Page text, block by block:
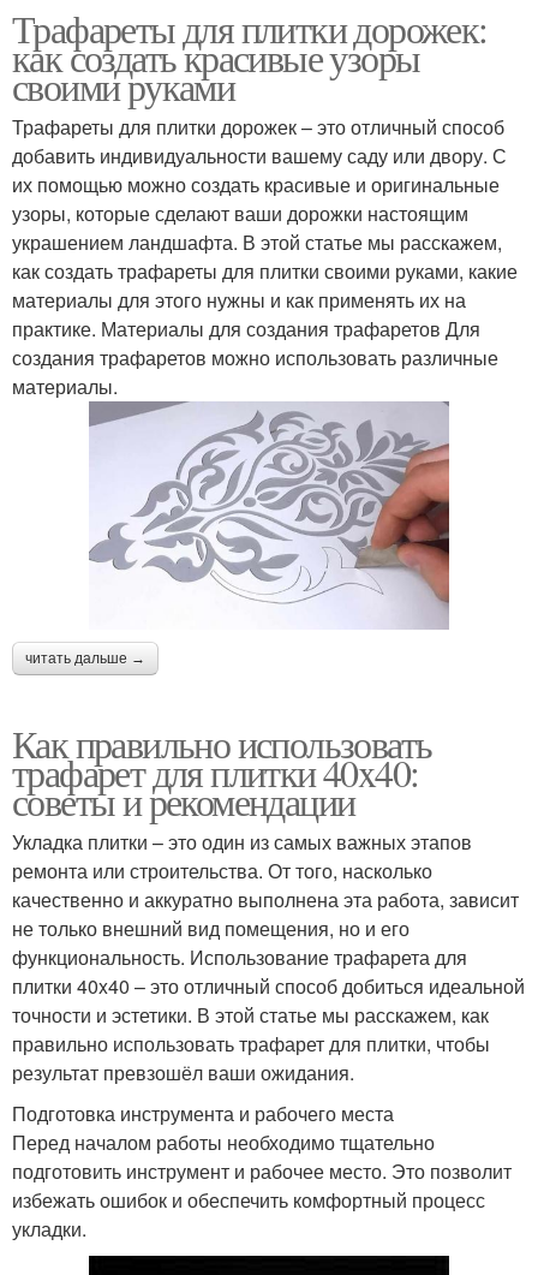
Трафареты для плитки дорожек:
как создать красивые узоры
своими руками
Трафареты для плитки дорожек – это отличный способ
добавить индивидуальности вашему саду или двору. С
их помощью можно создать красивые и оригинальные
узоры, которые сделают ваши дорожки настоящим
украшением ландшафта. В этой статье мы расскажем,
как создать трафареты для плитки своими руками, какие
материалы для этого нужны и как применять их на
практике. Материалы для создания трафаретов Для
создания трафаретов можно использовать различные
материалы.
читать дальше →
Как правильно использовать
трафарет для плитки 40x40:
советы и рекомендации
Укладка плитки – это один из самых важных этапов
ремонта или строительства. От того, насколько
качественно и аккуратно выполнена эта работа, зависит
не только внешний вид помещения, но и его
функциональность. Использование трафарета для
плитки 40x40 – это отличный способ добиться идеальной
точности и эстетики. В этой статье мы расскажем, как
правильно использовать трафарет для плитки, чтобы
результат превзошёл ваши ожидания.
Подготовка инструмента и рабочего места
Перед началом работы необходимо тщательно
подготовить инструмент и рабочее место. Это позволит
избежать ошибок и обеспечить комфортный процесс
укладки.